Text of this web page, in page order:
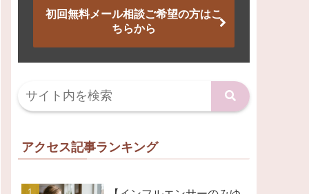
初回無料メール相談ご希望の方はこ
ちらから
アクセス記事ランキング